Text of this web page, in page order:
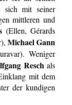
sich mit seiner
mittleren und
(Ellen, Gérards
Michael Gann
Weniger
Reschals
mit dem
der kundigen